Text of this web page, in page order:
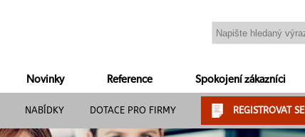
Novinky Reference Spokojení zákazníci
NABÍDKY DOTACE PRO FIRMY REGISTROVAT SE